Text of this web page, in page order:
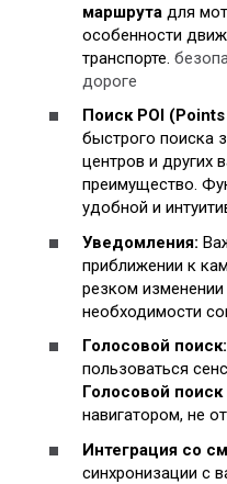
маршрута для
особенности
транспорте.
дороге
Поиск POI
быстрого поиска
центров и других
преимущество.
удобной и
Уведомления:
приближении к
резком
необходимости
Голосовой поиск:
пользоваться
Голосовой поиск
навигатором, не
Интеграция со
синхронизации с